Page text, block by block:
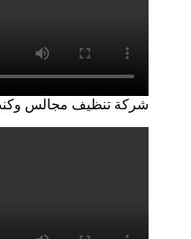
شركة تنظيف مجالس